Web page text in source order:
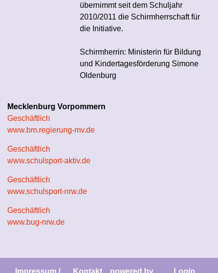
übernimmt seit dem Schuljahr
2010/2011 die Schirmherrschaft für
die Initiative.
Schirmherrin: Ministerin für Bildung
und Kindertagesförderung Simone
Oldenburg
Mecklenburg Vorpommern
Geschäftlich
www.bm.regierung-mv.de
Geschäftlich
www.schulsport-aktiv.de
Geschäftlich
www.schulsport-nrw.de
Geschäftlich
www.bug-nrw.de
Impressum / Kontakt powered by Login